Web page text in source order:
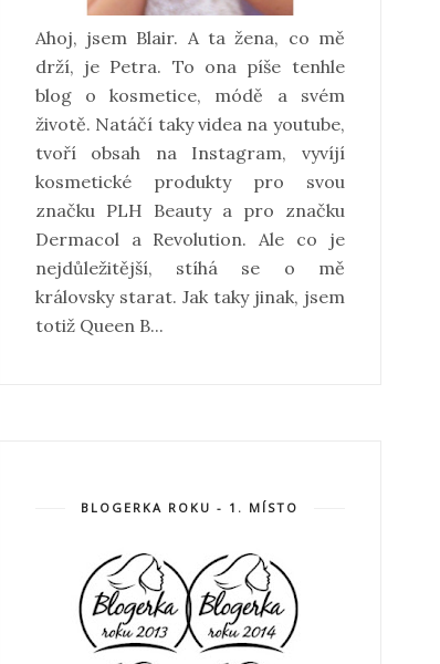
Ahoj, jsem Blair. A ta žena, co mě
drží, je Petra. To ona píše tenhle
blog o kosmetice, módě a svém
životě. Natáčí taky videa na youtube,
tvoří obsah na Instagram, vyvíjí
kosmetické produkty pro svou
značku PLH Beauty a pro značku
Dermacol a Revolution. Ale co je
nejdůležitější, stíhá se o mě
královsky starat. Jak taky jinak, jsem
totiž Queen B...
BLOGERKA ROKU - 1. MÍSTO